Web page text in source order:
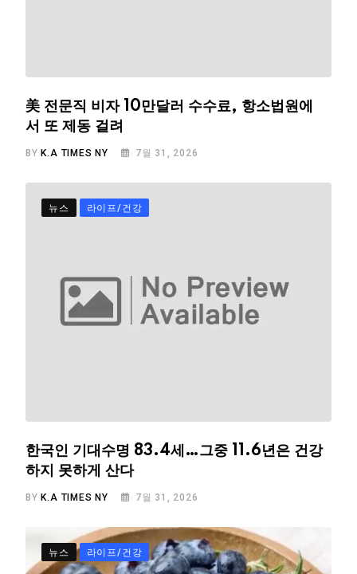
美 전문직 비자 10만달러 수수료, 항소법원에
서 또 제동 걸려
BY K.A TIMES NY 7월 31, 2026
뉴스 라이프/건강
한국인 기대수명 83.4세…그중 11.6년은 건강
하지 못하게 산다
BY K.A TIMES NY 7월 31, 2026
뉴스 라이프/건강